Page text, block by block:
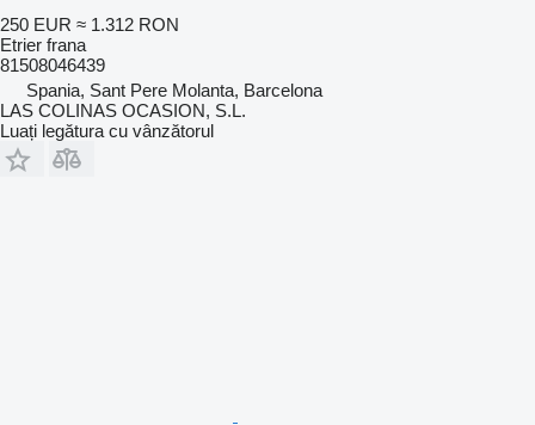
250 EUR ≈ 1.312 RON
Etrier frana
81508046439
Spania, Sant Pere Molanta, Barcelona
LAS COLINAS OCASION, S.L.
Luați legătura cu vânzătorul